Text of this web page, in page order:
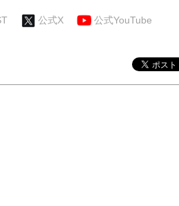
公式X 公式YouTube